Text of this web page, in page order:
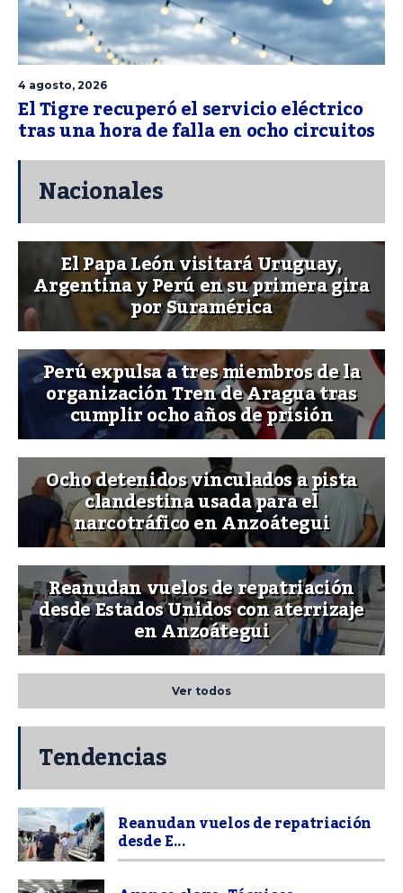
4 agosto, 2026
El Tigre recuperó el servicio eléctrico
tras una hora de falla en ocho circuitos
Nacionales
El Papa León visitará Uruguay,
Argentina y Perú en su primera gira
por Suramérica
Perú expulsa a tres miembros de la
organización Tren de Aragua tras
cumplir ocho años de prisión
Ocho detenidos vinculados a pista
clandestina usada para el
narcotráfico en Anzoátegui
Reanudan vuelos de repatriación
desde Estados Unidos con aterrizaje
en Anzoátegui
Ver todos
Tendencias
Reanudan vuelos de repatriación
desde E...